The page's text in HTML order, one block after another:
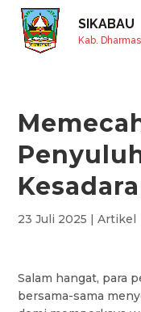
SIKABAU
Kab.
23 Juli 2025 |Artikel
Salam hangat, para
bersama-sama